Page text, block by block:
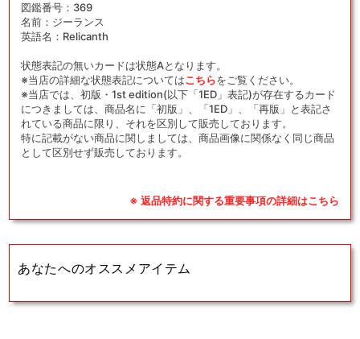
図鑑番号：369
名前：ジーランス
英語名：Relicanth
状態表記の無いカードは状態Aとなります。
※当店の詳細な状態表記についてはこちらをご覧ください。
※当店では、初版・1st edition(以下「1ED」表記)が存在するカード
につきましては、商品名に「初版」、「1ED」、「再版」と表記さ
れている商品に限り、それを区別して販売しております。
特に記載がない商品に関しましては、商品画像に関係なく同じ商品
として区別せず販売しております。
※ 返品特約に関する重要事項の詳細はこちら
あなたへのオススメアイテム